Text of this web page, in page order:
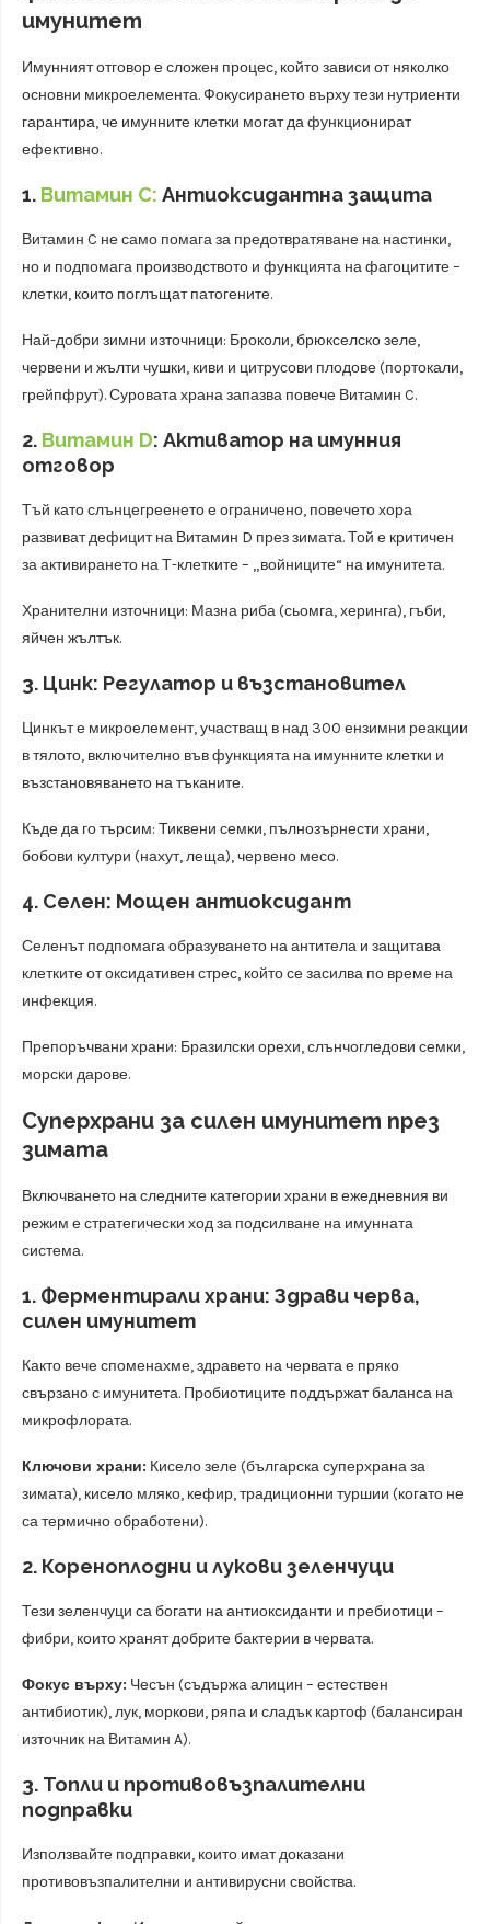
имунитет
Имунният отговор е сложен процес, който зависи от няколко
основни микроелемента. Фокусирането върху тези нутриенти
гарантира, че имунните клетки могат да функционират
ефективно.
1. Витамин C: Антиоксидантна защита
Витамин C не само помага за предотвратяване на настинки,
но и подпомага производството и функцията на фагоцитите –
клетки, които поглъщат патогените.
Най-добри зимни източници: Броколи, брюкселско зеле,
червени и жълти чушки, киви и цитрусови плодове (портокали,
грейпфрут). Суровата храна запазва повече Витамин C.
2. Витамин D: Активатор на имунния
отговор
Тъй като слънцегреенето е ограничено, повечето хора
развиват дефицит на Витамин D през зимата. Той е критичен
за активирането на Т-клетките – „войниците“ на имунитета.
Хранителни източници: Мазна риба (сьомга, херинга), гъби,
яйчен жълтък.
3. Цинк: Регулатор и възстановител
Цинкът е микроелемент, участващ в над 300 ензимни реакции
в тялото, включително във функцията на имунните клетки и
възстановяването на тъканите.
Къде да го търсим: Тиквени семки, пълнозърнести храни,
бобови култури (нахут, леща), червено месо.
4. Селен: Мощен антиоксидант
Селенът подпомага образуването на антитела и защитава
клетките от оксидативен стрес, който се засилва по време на
инфекция.
Препоръчвани храни: Бразилски орехи, слънчогледови семки,
морски дарове.
Суперхрани за силен имунитет през
зимата
Включването на следните категории храни в ежедневния ви
режим е стратегически ход за подсилване на имунната
система.
1. Ферментирали храни: Здрави черва,
силен имунитет
Както вече споменахме, здравето на червата е пряко
свързано с имунитета. Пробиотиците поддържат баланса на
микрофлората.
Ключови храни: Кисело зеле (българска суперхрана за
зимата), кисело мляко, кефир, традиционни туршии (когато не
са термично обработени).
2. Кореноплодни и лукови зеленчуци
Тези зеленчуци са богати на антиоксиданти и пребиотици –
фибри, които хранят добрите бактерии в червата.
Фокус върху: Чесън (съдържа алицин – естествен
антибиотик), лук, моркови, ряпа и сладък картоф (балансиран
източник на Витамин A).
3. Топли и противовъзпалителни
подправки
Използвайте подправки, които имат доказани
противовъзпалителни и антивирусни свойства.